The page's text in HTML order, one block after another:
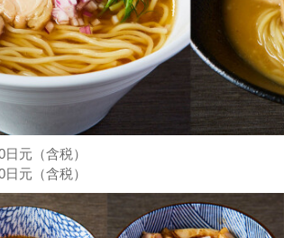
日元（含税）
日元（含税）